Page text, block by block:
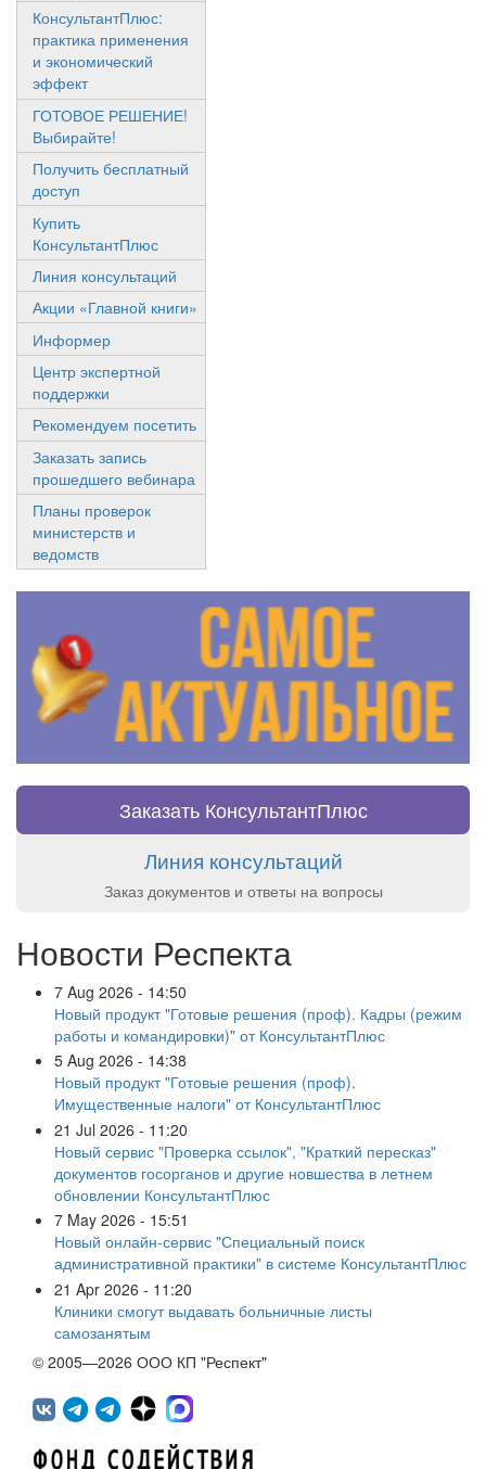
КонсультантПлюс:
практика применения
и экономический
эффект
ГОТОВОЕ РЕШЕНИЕ!
Выбирайте!
Получить бесплатный
доступ
Купить
КонсультантПлюс
Линия консультаций
Акции «Главной книги»
Информер
Центр экспертной
поддержки
Рекомендуем посетить
Заказать запись
прошедшего вебинара
Планы проверок
министерств и
ведомств
Заказать КонсультантПлюс
Линия консультаций
Заказ документов и ответы на вопросы
Новости Респекта
7 Aug 2026 - 14:50
Новый продукт "Готовые решения (проф). Кадры (режим
работы и командировки)" от КонсультантПлюс
5 Aug 2026 - 14:38
Новый продукт "Готовые решения (проф).
Имущественные налоги" от КонсультантПлюс
21 Jul 2026 - 11:20
Новый сервис "Проверка ссылок", "Краткий пересказ"
документов госорганов и другие новшества в летнем
обновлении КонсультантПлюс
7 May 2026 - 15:51
Новый онлайн-сервис "Специальный поиск
административной практики" в системе КонсультантПлюс
21 Apr 2026 - 11:20
Клиники смогут выдавать больничные листы
самозанятым
© 2005—2026 ООО КП "Респект"